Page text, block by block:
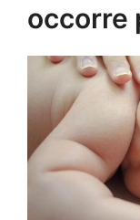
occorre